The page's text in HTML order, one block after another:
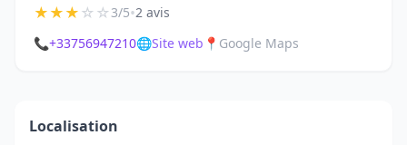
★★★☆☆3/5•2 avis
📞+33756947210🌐Site web 📍 Google Maps
Localisation